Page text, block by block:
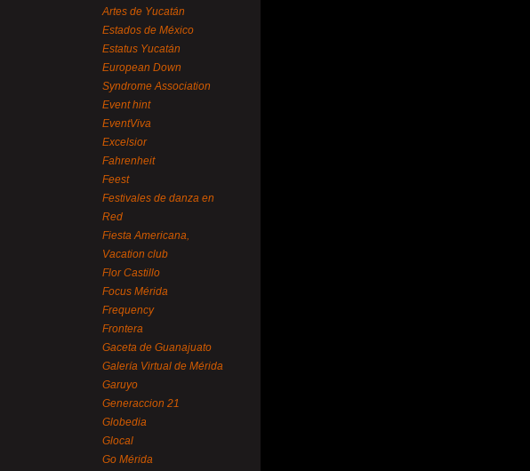
Artes de Yucatán
Estados de México
Estatus Yucatán
European Down
Syndrome Association
Event hint
EventViva
Excelsior
Fahrenheit
Feest
Festivales de danza en
Red
Fiesta Americana,
Vacation club
Flor Castillo
Focus Mérida
Frequency
Frontera
Gaceta de Guanajuato
Galería Virtual de Mérida
Garuyo
Generaccion 21
Globedia
Glocal
Go Mérida